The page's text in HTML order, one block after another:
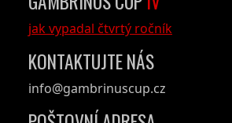
jak vypadal čtvrtý ročník
KONTAKTUJTE NÁS
info@gambrinuscup.cz